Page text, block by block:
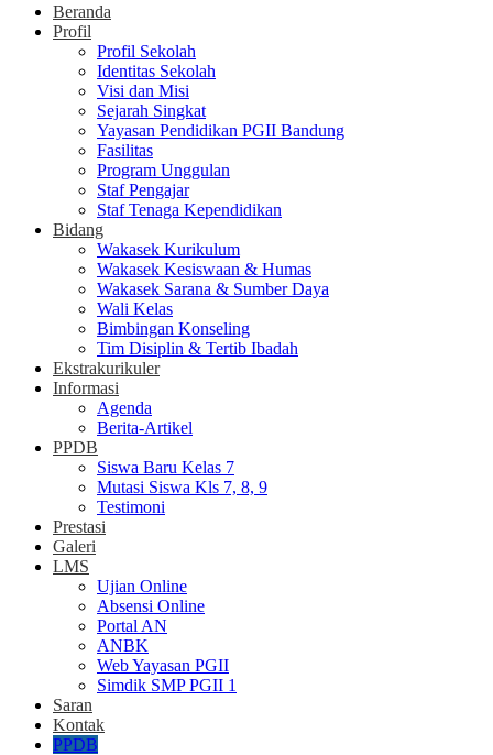
Beranda
Profil
Profil Sekolah
Identitas Sekolah
Visi dan Misi
Sejarah Singkat
Yayasan Pendidikan PGII Bandung
Fasilitas
Program Unggulan
Staf Pengajar
Staf Tenaga Kependidikan
Bidang
Wakasek Kurikulum
Wakasek Kesiswaan & Humas
Wakasek Sarana & Sumber Daya
Wali Kelas
Bimbingan Konseling
Tim Disiplin & Tertib Ibadah
Ekstrakurikuler
Informasi
Agenda
Berita-Artikel
PPDB
Siswa Baru Kelas 7
Mutasi Siswa Kls 7, 8, 9
Testimoni
Prestasi
Galeri
LMS
Ujian Online
Absensi Online
Portal AN
ANBK
Web Yayasan PGII
Simdik SMP PGII 1
Saran
Kontak
PPDB